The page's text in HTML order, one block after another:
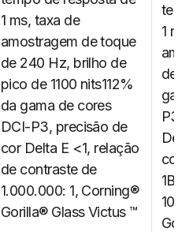
1 ms, taxa de
amostragem de toque
de 240 Hz, brilho de
pico de 1100 nits112%
da gama de cores
DCI-P3, precisão de
cor Delta E <1, relação
de contraste de
1.000.000: 1, Corning®
Gorilla® Glass Victus ™
1
de
P3,